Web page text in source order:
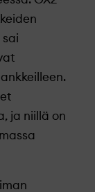
ja niillä on